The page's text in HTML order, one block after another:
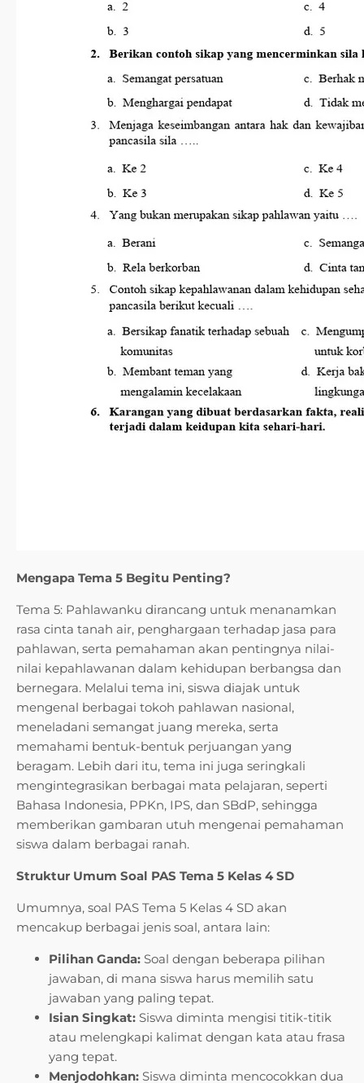
Mengapa Tema 5 Begitu Penting?
Tema 5: Pahlawanku dirancang untuk menanamkan
rasa cinta tanah air, penghargaan terhadap jasa para
pahlawan, serta pemahaman akan pentingnya nilai-
nilai kepahlawanan dalam kehidupan berbangsa dan
bernegara. Melalui tema ini, siswa diajak untuk
mengenal berbagai tokoh pahlawan nasional,
meneladani semangat juang mereka, serta
memahami bentuk-bentuk perjuangan yang
beragam. Lebih dari itu, tema ini juga seringkali
mengintegrasikan berbagai mata pelajaran, seperti
Bahasa Indonesia, PPKn, IPS, dan SBdP, sehingga
memberikan gambaran utuh mengenai pemahaman
siswa dalam berbagai ranah.
Struktur Umum Soal PAS Tema 5 Kelas 4 SD
Umumnya, soal PAS Tema 5 Kelas 4 SD akan
mencakup berbagai jenis soal, antara lain:
Pilihan Ganda: Soal dengan beberapa pilihan
jawaban, di mana siswa harus memilih satu
jawaban yang paling tepat.
Isian Singkat: Siswa diminta mengisi titik-titik
atau melengkapi kalimat dengan kata atau frasa
yang tepat.
Menjodohkan: Siswa diminta mencocokkan dua